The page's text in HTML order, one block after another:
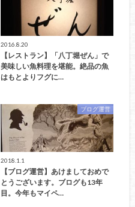
2016.8.20
【レストラン】「八丁堀ぜん」で
美味しい魚料理を堪能。絶品の魚
はもとよりフグに…
ブログ運営
2018.1.1
【ブログ運営】あけましておめで
とうございます。ブログも13年
目。今年もマイペ…